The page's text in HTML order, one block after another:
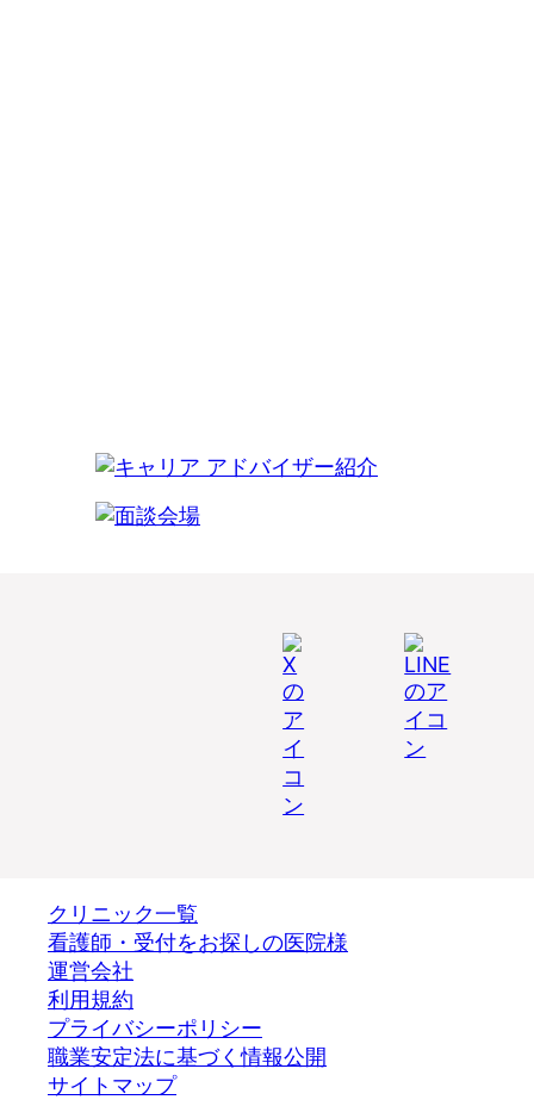
クリニック一覧
看護師・受付をお探しの医院様
運営会社
利用規約
プライバシーポリシー